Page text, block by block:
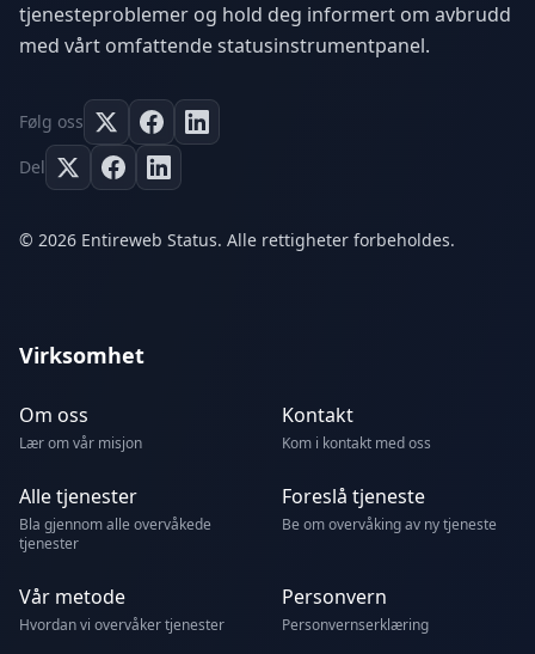
tjenesteproblemer og hold deg informert om avbrudd
med vårt omfattende statusinstrumentpanel.
Følg oss
Del
© 2026 Entireweb Status. Alle rettigheter forbeholdes.
Virksomhet
Om oss
Lær om vår misjon
Kontakt
Kom i kontakt med oss
Alle tjenester
Bla gjennom alle overvåkede
tjenester
Foreslå tjeneste
Be om overvåking av ny tjeneste
Vår metode
Hvordan vi overvåker tjenester
Personvern
Personvernserklæring